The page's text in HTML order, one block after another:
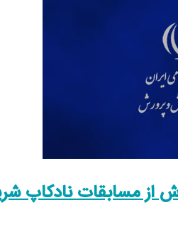
از مسابقات نادکاپ